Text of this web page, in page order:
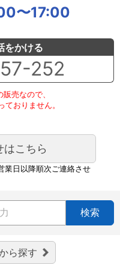
〜17:00
をかける
252
売なので、
おりません。
はこちら
業日以降順次ご連絡させ
検索
ら探す